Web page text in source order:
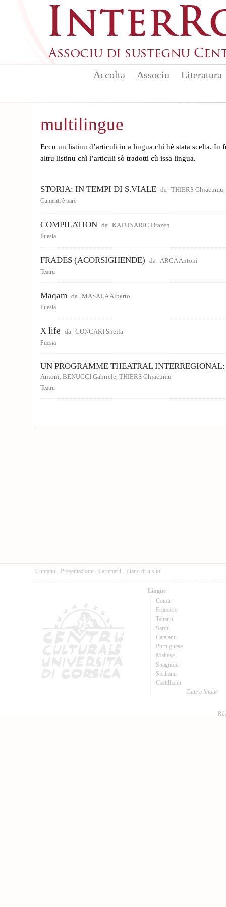
Accolta Associu Literatura
multilingue
Eccu un listinu d’articuli in a lingua chì hè stata scelta. In
altru listinu chì l’articuli sò tradotti cù issa lingua.
STORIA: IN TEMPI DI S.VIALE da THIERS Ghjacumu,
Cumenti è parè
COMPILATION da KATUNARIC Drazen
Puesia
FRADES (ACORSIGHENDE) da ARCA Antoni
Teatru
Maqam da MASALA Alberto
Puesia
X life da CONCARI Sheila
Puesia
UN PROGRAMME THEATRAL
Antoni, BENUCCI Gabriele, THIERS Ghjacumu
Teatru
Cuntattu - Presentazione - Partenarii - Pianu di u situ
Lingue
Corsu
Francese
Talianu
Sardu
Catalanu
Purtughese
Maltese
Spagnolu
Sicilianu
Castillianu
Tutte e lingue